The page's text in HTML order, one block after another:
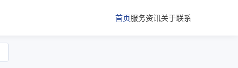
首页服务资讯关于联系